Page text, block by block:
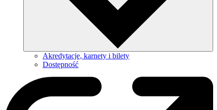
Akredytacje, karnety i bilety
Dostępność